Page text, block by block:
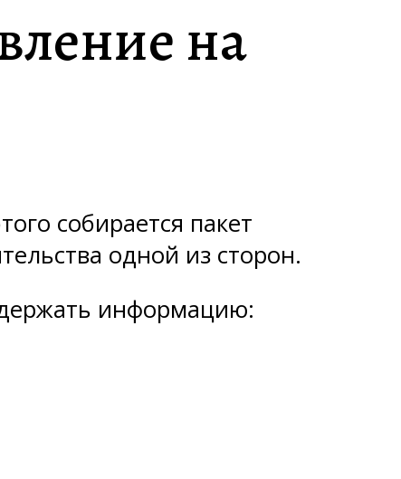
на
собирается пакет
одной из сторон.
информацию: